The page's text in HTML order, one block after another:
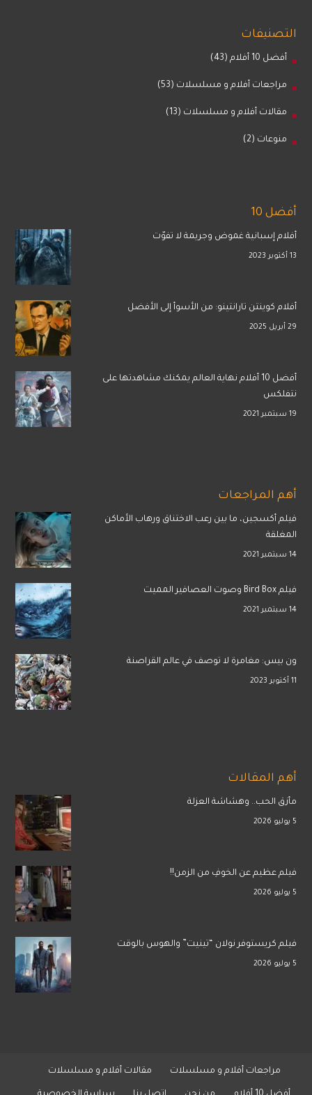
التصنيفات
أفضل 10 أفلام (43)
مراجعات أفلام و مسلسلات (53)
مقالات أفلام و مسلسلات (13)
منوعات (2)
أفضل 10
أفلام إسبانية غموض وجريمة لا تفوّت
13 أكتوبر 2023
أفلام كوينتن تارانتينو: من الأسوأ إلى الأفضل
29 أبريل 2025
أفضل 10 أفلام نهاية العالم يمكنك مشاهدتها على
نتفلكس
19 سبتمبر 2021
أهم المراجعات
فيلم أكسجين، ما بين رعب الاختناق ورهاب الأماكن
المغلقة
14 سبتمبر 2021
فيلم Bird Box وصوت العصافير المميت
14 سبتمبر 2021
ون بيس: مغامرة لا توصف في عالم القراصنة
11 أكتوبر 2023
أهم المقالات
مأزق الحب.. وهشاشة العزلة
5 يوليو 2026
فيلم عظيم عن الخوفِ من الزمن!!
5 يوليو 2026
فيلم كريستوفر نولان “تينيت” والهوس بالوقت
5 يوليو 2026
مراجعات أفلام و مسلسلات مقالات أفلام و مسلسلات